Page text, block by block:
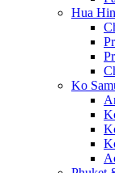
Hua
Ko